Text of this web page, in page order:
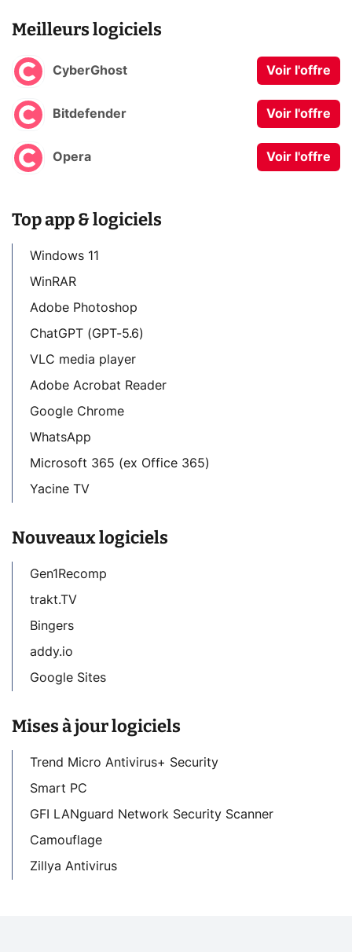
Meilleurs logiciels
CyberGhost Voir l'offre
Bitdefender Voir l'offre
Opera Voir l'offre
Top app & logiciels
Windows 11
WinRAR
Adobe Photoshop
ChatGPT (GPT-5.6)
VLC media player
Adobe Acrobat Reader
Google Chrome
WhatsApp
Microsoft 365 (ex Office 365)
Yacine TV
Nouveaux logiciels
Gen1Recomp
trakt.TV
Bingers
addy.io
Google Sites
Mises à jour logiciels
Trend Micro Antivirus+ Security
Smart PC
GFI LANguard Network Security Scanner
Camouflage
Zillya Antivirus